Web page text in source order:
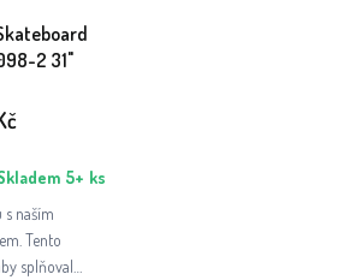
2 31"
s naším
Tento
splňoval
5+ ks